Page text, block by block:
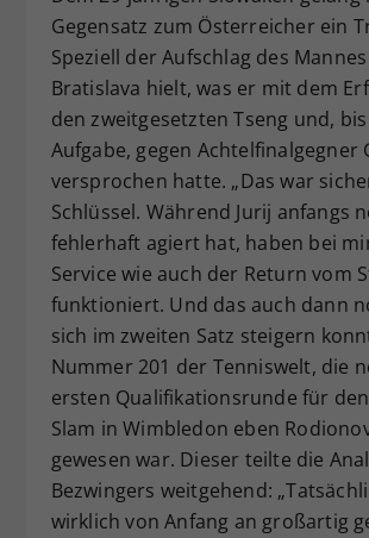
Gegensatz zum Österreicher ein
Speziell der Aufschlag des
Bratislava hielt, was er mit dem
den zweitgesetzten Tseng und,
Aufgabe, gegen Achtelfinalgegner
versprochen hatte. „Das war
Schlüssel. Während Jurij anfangs
fehlerhaft agiert hat, haben bei
Service wie auch der Return vom
funktioniert. Und das auch dann
sich im zweiten Satz steigern
Nummer 201 der Tenniswelt, die
ersten Qualifikationsrunde für
Slam in Wimbledon eben
gewesen war. Dieser teilte die
Bezwingers weitgehend:
wirklich von Anfang an großartig